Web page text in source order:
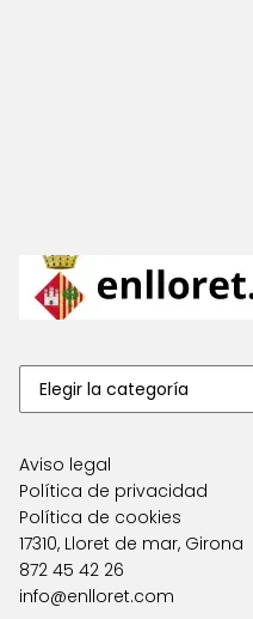
Aviso legal
Política de privacidad
Política de cookies
17310, Lloret de mar, Girona
872 45 42 26
info@enlloret.com